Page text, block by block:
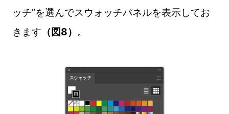
ッチ”を選んでスウォッチパネルを表示してお
きます （図8） 。